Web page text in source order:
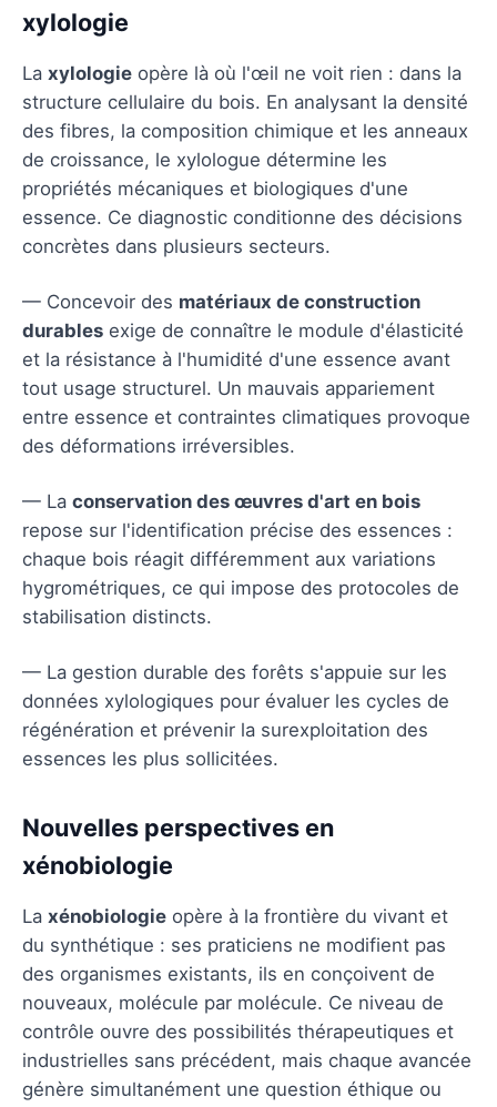
xylologie
La xylologie opère là où l'œil ne voit rien : dans la
structure cellulaire du bois. En analysant la densité
des fibres, la composition chimique et les anneaux
de croissance, le xylologue détermine les
propriétés mécaniques et biologiques d'une
essence. Ce diagnostic conditionne des décisions
concrètes dans plusieurs secteurs.
— Concevoir des matériaux de construction
durables exige de connaître le module d'élasticité
et la résistance à l'humidité d'une essence avant
tout usage structurel. Un mauvais appariement
entre essence et contraintes climatiques provoque
des déformations irréversibles.
— La conservation des œuvres d'art en bois
repose sur l'identification précise des essences :
chaque bois réagit différemment aux variations
hygrométriques, ce qui impose des protocoles de
stabilisation distincts.
— La gestion durable des forêts s'appuie sur les
données xylologiques pour évaluer les cycles de
régénération et prévenir la surexploitation des
essences les plus sollicitées.
Nouvelles perspectives en
xénobiologie
La xénobiologie opère à la frontière du vivant et
du synthétique : ses praticiens ne modifient pas
des organismes existants, ils en conçoivent de
nouveaux, molécule par molécule. Ce niveau de
contrôle ouvre des possibilités thérapeutiques et
industrielles sans précédent, mais chaque avancée
génère simultanément une question éthique ou